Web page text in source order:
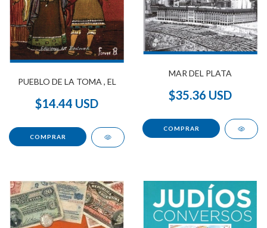
PUEBLO DE LA TOMA , EL
$14.44 USD
MAR DEL PLATA
$35.36 USD